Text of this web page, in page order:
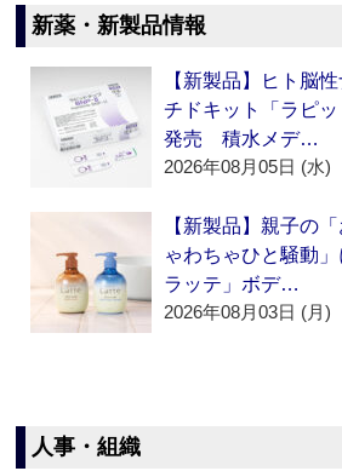
新薬・新製品情報
【新製品】ヒト脳
チドキット「ラピ
発売 積水メデ…
2026年08月05日 (水)
【新製品】親子の
ゃわちゃひと騒動
ラッテ」ボデ…
2026年08月03日 (月)
人事・組織